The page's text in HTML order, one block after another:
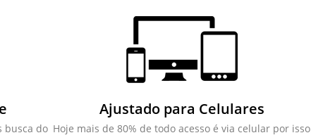
busca do
Ajustado para Celulares
Hoje mais de 80% de todo acesso é via celular por isso